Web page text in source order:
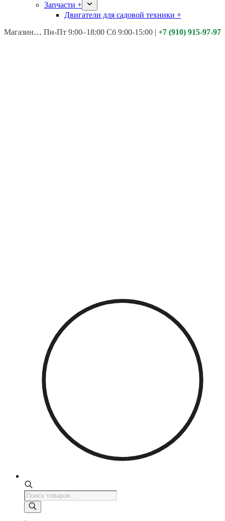
Запчасти +
Двигатели для садовой техники +
Магазины: Калуга ул. Московская д.113
Пн-Пт 9:00–18:00 Сб 9:00-15:00 | +7 (910) 915-97-97
Поиск
товаров